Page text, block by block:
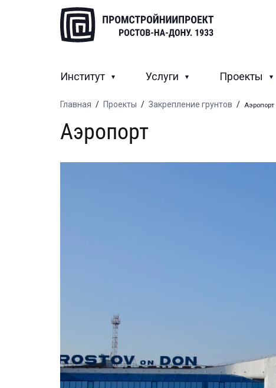
Институт Услуги Проекты
Главная / Проекты / Закрепление грунтов / Аэропорт
Аэропорт